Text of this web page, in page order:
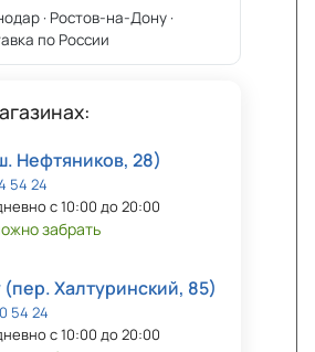
· Ростов-на-Дону ·
по России
Нефтяников, 28)
54 24
с 10:00 до 20:00
забрать
Халтуринский, 85)
54 24
с 10:00 до 20:00